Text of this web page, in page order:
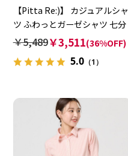
【Pitta Re:)】 カジュアルシャ
ツ ふわっとガーゼシャツ 七分
袖 綿100% レディース
￥5,489￥3,511(36%OFF)
5.0（1）